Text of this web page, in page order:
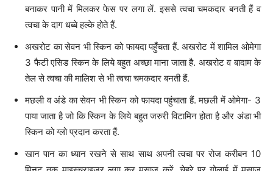
बनाकर पानी में मिलकर फेस पर लगा लें. इससे त्वचा चमकदार बनती हैं व
त्वचा के दाग धब्बे हल्के होते हैं.
अखरोट का सेवन भी स्किन को फायदा पहुँचता हैं. अखरोट में शामिल ओमेगा
3 फैटी एसिड स्‍किन के लिये बहुत अच्‍छा माना जाता है. अखरोट व बादाम के
तेल से त्वचा की मालिश से भी त्वचा चमकदार बनती हैं.
मछली व अंडे का सेवन भी स्किन को फायदा पहुंचाता हैं. मछली में ओमेगा- 3
पाया जाता है जो कि स्‍किन के लिये बहुत जरुरी विटामिन होता है और अंडा भी
स्किन को ग्लो प्रदान करता हैं.
खान पान का ध्यान रखने से साथ साथ अपनी त्‍वचा पर रोज करीबन 10